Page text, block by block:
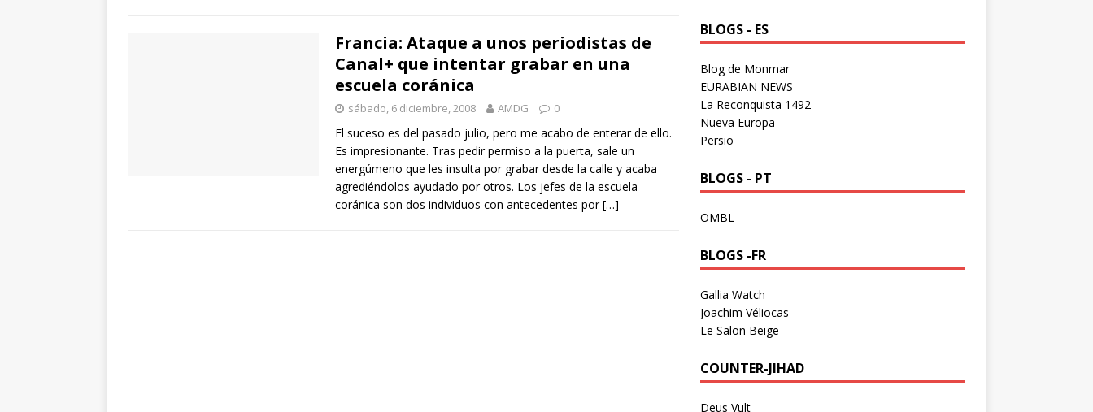
Francia: Ataque a unos periodistas de
Canal+ que intentar grabar en una
escuela coránica
sábado, 6 diciembre, 2008 AMDG 0
El suceso es del pasado julio, pero me acabo de enterar de ello.
Es impresionante. Tras pedir permiso a la puerta, sale un
energúmeno que les insulta por grabar desde la calle y acaba
agrediéndolos ayudado por otros. Los jefes de la escuela
coránica son dos individuos con antecedentes por[…]
BLOGS - ES
Blog de Monmar
EURABIAN NEWS
La Reconquista 1492
Nueva Europa
Persio
BLOGS - PT
OMBL
BLOGS -FR
Gallia Watch
Joachim Véliocas
Le Salon Beige
COUNTER-JIHAD
Deus Vult